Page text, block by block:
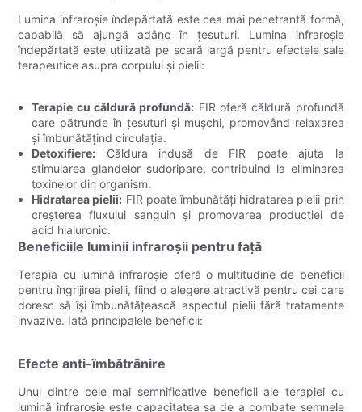
Lumina infraroșie îndepărtată este cea mai penetrantă formă,
capabilă să ajungă adânc în țesuturi. Lumina infraroșie
îndepărtată este utilizată pe scară largă pentru efectele sale
terapeutice asupra corpului și pielii:
Terapie cu căldură profundă: FIR oferă căldură profundă
care pătrunde în țesuturi și mușchi, promovând relaxarea
și îmbunătățind circulația.
Detoxifiere: Căldura indusă de FIR poate ajuta la
stimularea glandelor sudoripare, contribuind la eliminarea
toxinelor din organism.
Hidratarea pielii: FIR poate îmbunătăți hidratarea pielii prin
creșterea fluxului sanguin și promovarea producției de
acid hialuronic.
Beneficiile luminii infraroșii pentru față
Terapia cu lumină infraroșie oferă o multitudine de beneficii
pentru îngrijirea pielii, fiind o alegere atractivă pentru cei care
doresc să își îmbunătățească aspectul pielii fără tratamente
invazive. Iată principalele beneficii:
Efecte anti-îmbătrânire
Unul dintre cele mai semnificative beneficii ale terapiei cu
lumină infraroșie este capacitatea sa de a combate semnele